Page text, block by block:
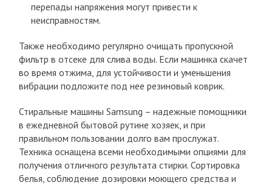
перепады напряжения могут привести к
неисправностям.
Также необходимо регулярно очищать пропускной
фильтр в отсеке для слива воды. Если машинка скачет
во время отжима, для устойчивости и уменьшения
вибрации подложите под нее резиновый коврик.
Стиральные машины Samsung – надежные помощники
в ежедневной бытовой рутине хозяек, и при
правильном пользовании долго вам прослужат.
Техника оснащена всеми необходимыми опциями для
получения отличного результата стирки. Сортировка
белья, соблюдение дозировки моющего средства и